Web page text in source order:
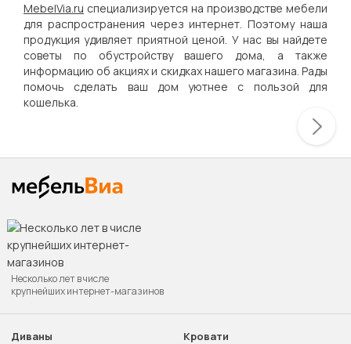
MebelVia.ru специализируется на производстве мебели
для распространения через интернет. Поэтому наша
продукция удивляет приятной ценой. У нас вы найдете
советы по обустройству вашего дома, а также
информацию об акциях и скидках нашего магазина. Рады
помочь сделать ваш дом уютнее с пользой для
кошелька.
Несколько лет в числе
крупнейших интернет-магазинов
Диваны
Кровати